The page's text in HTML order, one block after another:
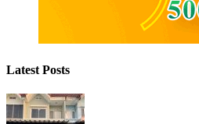
Latest Posts